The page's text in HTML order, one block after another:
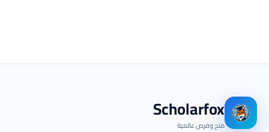
Scholarfox
منح وفرص عالمية